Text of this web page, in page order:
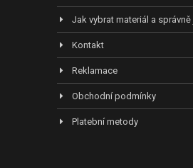
Jak vybrat materiál a
Kontakt
Reklamace
Obchodní podmínky
Platební metody